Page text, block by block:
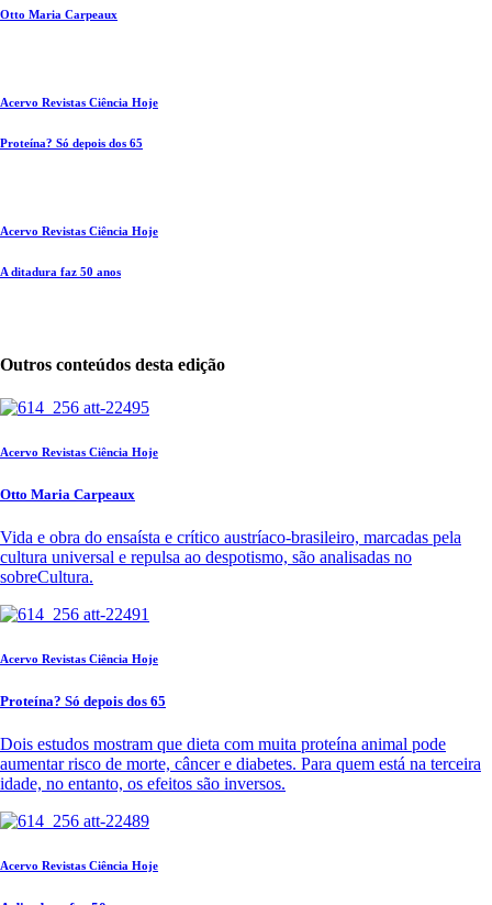
Otto Maria Carpeaux
Acervo Revistas Ciência Hoje
Proteína? Só depois dos 65
Acervo Revistas Ciência Hoje
A ditadura faz 50 anos
Outros conteúdos desta edição
Acervo Revistas Ciência Hoje
Otto Maria Carpeaux
Vida e obra do ensaísta e crítico austríaco-brasileiro, marcadas pela
cultura universal e repulsa ao despotismo, são analisadas no
sobreCultura.
Acervo Revistas Ciência Hoje
Proteína? Só depois dos 65
Dois estudos mostram que dieta com muita proteína animal pode
aumentar risco de morte, câncer e diabetes. Para quem está na terceira
idade, no entanto, os efeitos são inversos.
Acervo Revistas Ciência Hoje